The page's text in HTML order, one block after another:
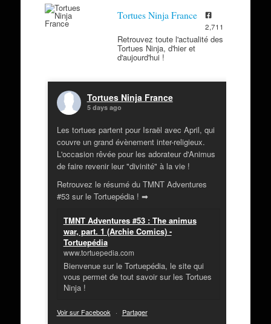
Tortues Ninja France
2,711
Retrouvez toute l'actualité des
Tortues Ninja, d'hier et
d'aujourd'hui !
Tortues Ninja France
5 days ago
Les tortues partent pour Israël avec April, qui
couvre un grand évènement inter-religieux.
L'occasion rêvée pour les adorateur d'Animus
de faire revenir leur "divinité" à la vie !
Retrouvez le résumé du TMNT Adventures
#53 sur le Tortuepédia ! ➡
TMNT Adventures #53 : The animus
war, part. 1 (Archie Comics) -
Tortuepédia
www.tortuepedia.com
Bienvenue sur le Tortuepédia, le site qui
vous permet de tout savoir sur les Tortues
Ninja !
Voir sur Facebook · Partager